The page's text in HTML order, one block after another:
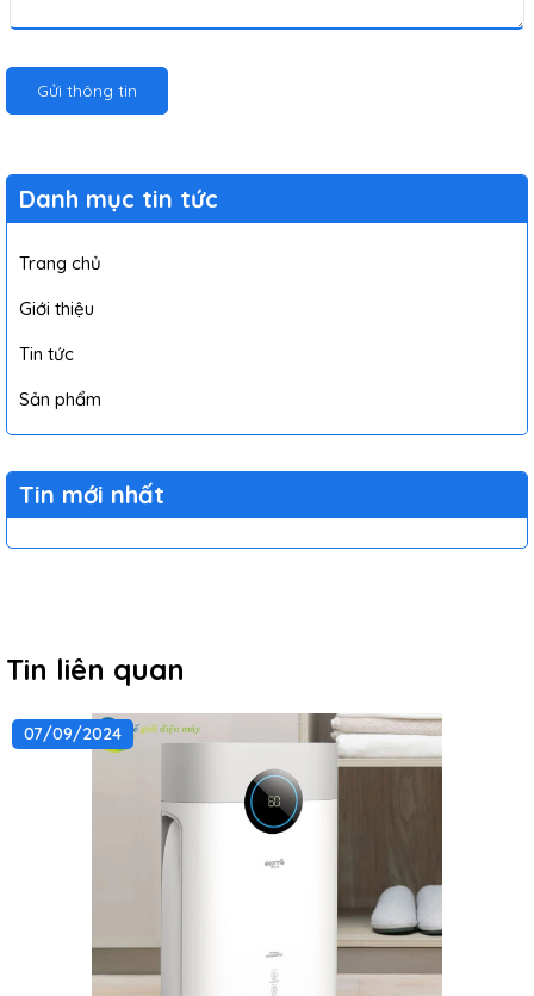
Gửi thông tin
Danh mục tin tức
Trang chủ
Giới thiệu
Tin tức
Sản phẩm
Tin mới nhất
Tin liên quan
07/09/2024